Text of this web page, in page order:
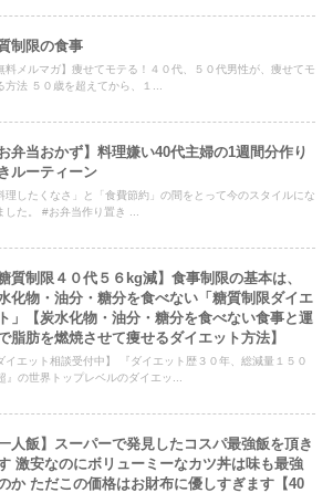
制限の食事
料メルマガ】痩せてモテる！４０代、５０代男性が、痩せてモ
方法 ５０歳を超えてから、１...
お弁当おかず】料理嫌い40代主婦の1週間分作り
ルーティーン
理したくなさ」と「食費節約」の間をとって今のスタイルにな
した。 #お弁当作り置き ...
糖質制限４０代５６kg減】食事制限の基本は、
化物・油分・糖分を食べない「糖質制限ダイエ
」【炭水化物・油分・糖分を食べない食事と運
脂肪を燃焼させて痩せるダイエット方法】
イエット相談受付中】 『ダイエット歴３０年、総減量１５０
』の世界トップレベルのダイエッ...
一人飯】スーパーで発見したコスパ最強飯を頂き
激安なのにボリューミーなカツ丼は味も最強
か ただこの価格はお財布に優しすぎます【40